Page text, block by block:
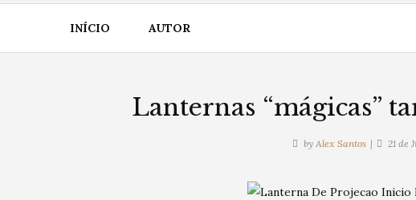
INÍCIO AUTOR
Lanternas “mágicas”
by Alex Santos 21 de